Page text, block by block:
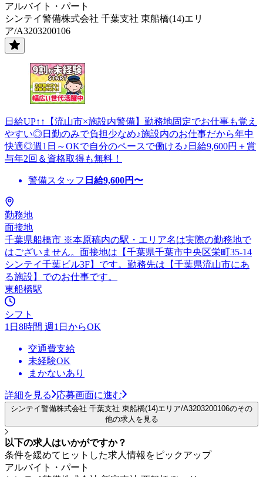
アルバイト・パート
シンテイ警備株式会社 千葉支社 東船橋(14)エリ
ア/A3203200106
日給UP↑↑【流山市×施設内警備】勤務地固定でお仕事も覚え
やすい◎日勤のみで負担少なめ♪施設内のお仕事だから年中
快適◎週1日～OKで自分のペースで働ける♪日給9,600円＋賞
与年2回＆資格取得も無料！
警備スタッフ 日給9,600円〜
勤務地
面接地
千葉県船橋市 ※本原稿内の駅・エリア名は実際の勤務地で
はございません。面接地は【千葉県千葉市中央区栄町35-14
シンテイ千葉ビル3F】です。勤務先は【千葉県流山市にあ
る施設】でのお仕事です。
東船橋駅
シフト
1日8時間 週1日からOK
交通費支給
未経験OK
まかないあり
詳細を見る 応募画面に進む
シンテイ警備株式会社 千葉支社 東船橋(14)エリア/A3203200106のその
他の求人を見る
以下の求人はいかがですか？
条件を緩めてヒットした求人情報をピックアップ
アルバイト・パート